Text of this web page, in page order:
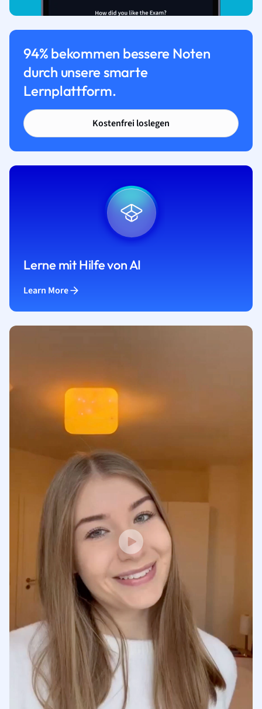
94% bekommen bessere Noten
durch unsere smarte
Lernplattform.
Kostenfrei loslegen
Lerne mit Hilfe von AI
Learn More